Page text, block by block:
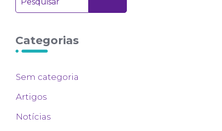
Categorias
Sem categoria
Artigos
Notícias